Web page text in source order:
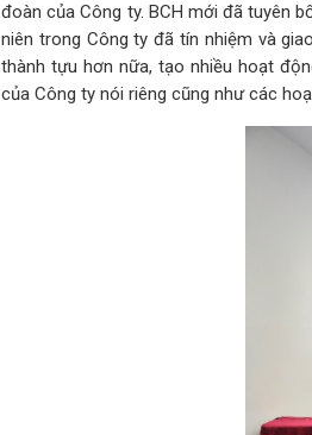
đoàn của Công ty. BCH mới đã tuyên
niên trong Công ty đã tín nhiệm và
thành tựu hơn nữa, tạo nhiều hoạt
của Công ty nói riêng cũng như các